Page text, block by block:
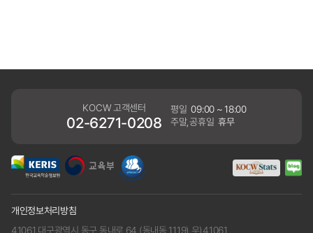
KOCW 고객센터
02-6271-0208
평일 09:00 ~ 18:00
주말,공휴일 휴무
개인정보처리방침
41061 대구광역시 동구 동내로 64 (동내동 1119) 우)41061